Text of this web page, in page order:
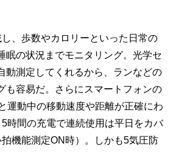
、歩数やカロリーといった日常の
眠の状況までモニタリング。光学セ
動測定してくれるから、ランなどの
も容易だ。さらにスマートフォンの
運動中の移動速度や距離が正確にわ
時間の充電で連続使用は平日をカバ
機能測定ON時）。しかも5気圧防